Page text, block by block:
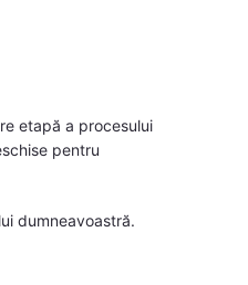
etapă a procesului
pentru
dumneavoastră.